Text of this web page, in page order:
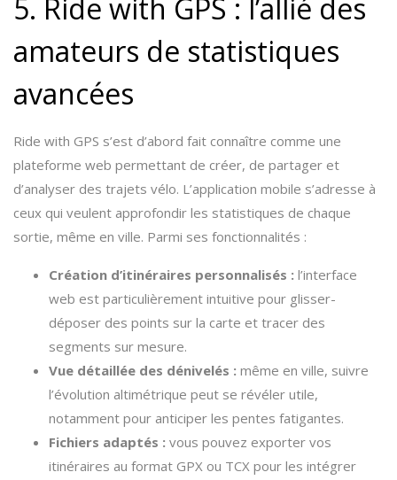
5. Ride with GPS : l’allié des
amateurs de statistiques
avancées
Ride with GPS s’est d’abord fait connaître comme une
plateforme web permettant de créer, de partager et
d’analyser des trajets vélo. L’application mobile s’adresse à
ceux qui veulent approfondir les statistiques de chaque
sortie, même en ville. Parmi ses fonctionnalités :
Création d’itinéraires personnalisés : l’interface
web est particulièrement intuitive pour glisser-
déposer des points sur la carte et tracer des
segments sur mesure.
Vue détaillée des dénivelés : même en ville, suivre
l’évolution altimétrique peut se révéler utile,
notamment pour anticiper les pentes fatigantes.
Fichiers adaptés : vous pouvez exporter vos
itinéraires au format GPX ou TCX pour les intégrer